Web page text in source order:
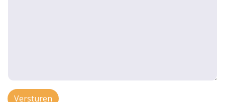
Versturen